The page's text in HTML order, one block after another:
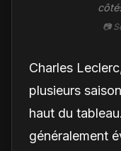
📷
Charles
plusieurs
haut du
généralement